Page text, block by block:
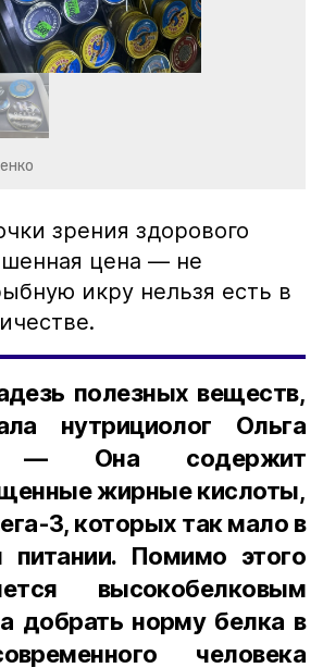
зрения здорового
цена — не
икру нельзя есть в
полезных веществ,
нутрициолог Ольга
— Она содержит
жирные кислоты,
3, которых так мало в
питании. Помимо этого
высокобелковым
добрать норму белка в
человека